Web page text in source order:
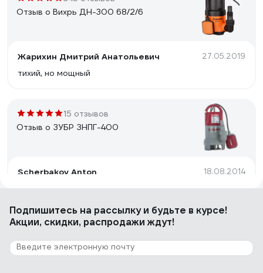
Отзыв о Вихрь ДН-300 68/2/6
Жарихин Дмитрий Анатольевич 27.05.2019
тихий, но мощный
15 отзывов
Отзыв о ЗУБР ЗНПГ-400
Scherbakov Anton 18.08.2014
во всем. читай ниже
67 отзывов
Отзыв о Джилекс Джамбо 60/35 П-24
4021
Подпишитесь на рассылкуи будьте в курсе!
Акции, скидки, распродажи ждут!